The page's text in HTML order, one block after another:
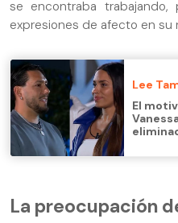
se encontraba
expresiones de afecto en su
Lee
El
La preocupación